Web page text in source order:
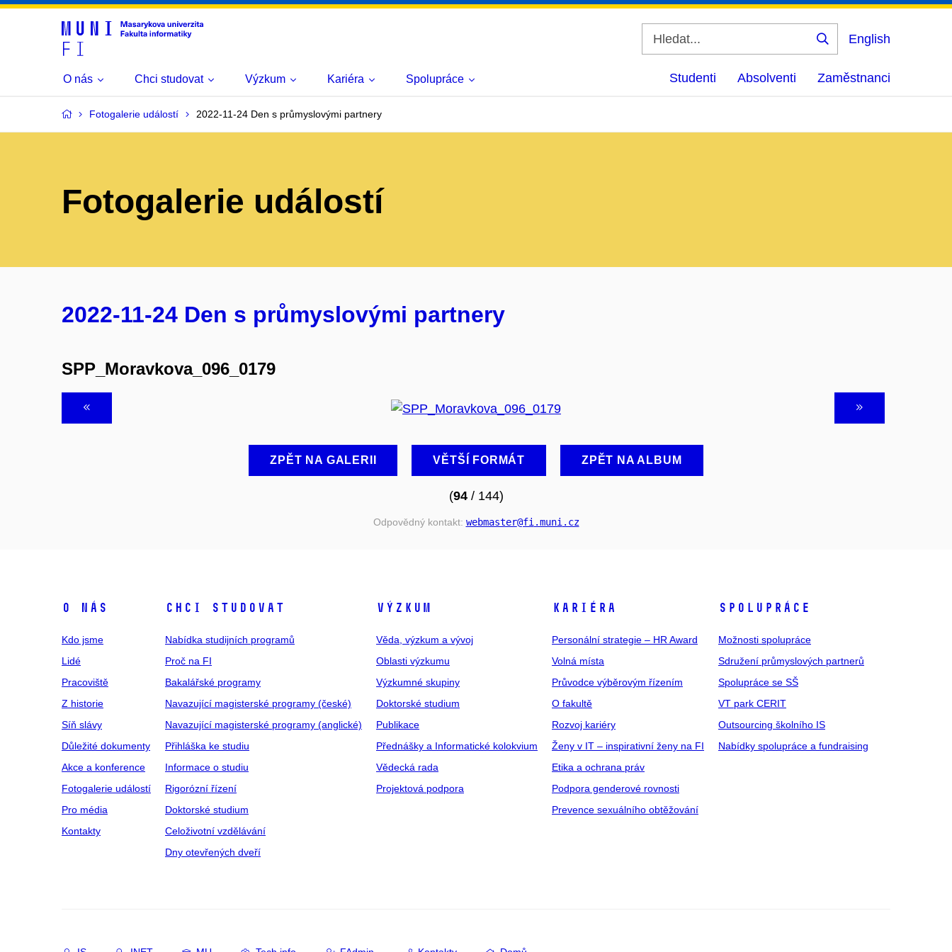
Vyhledat
English
O nás Chci studovat Výzkum Kariéra Spolupráce Studenti Absolventi Zaměstnanci
Fotogalerie událostí 2022-11-24 Den s průmyslovými partnery
Fotogalerie událostí
2022-11-24 Den s průmyslovými partnery
SPP_Moravkova_096_0179
ZPĚT NA GALERII VĚTŠÍ FORMÁT ZPĚT NA ALBUM
(94/ 144)
Odpovědný kontakt: webmaster@fi .muni .cz
O NÁS
Kdo jsme
Lidé
Pracoviště
Z historie
Síň slávy
Důležité dokumenty
Akce a konference
Fotogalerie událostí
Pro média
Kontakty
CHCI STUDOVAT
Nabídka studijních programů
Proč na FI
Bakalářské programy
Navazující magisterské programy (české)
Navazující magisterské programy (anglické)
Přihláška ke studiu
Informace o studiu
Rigorózní řízení
Doktorské studium
Celoživotní vzdělávání
Dny otevřených dveří
VÝZKUM
Věda, výzkum a vývoj
Oblasti výzkumu
Výzkumné skupiny
Doktorské studium
Publikace
Přednášky a Informatické kolokvium
Vědecká rada
Projektová podpora
KARIÉRA
Personální strategie – HR Award
Volná místa
Průvodce výběrovým řízením
O fakultě
Rozvoj kariéry
Ženy v IT – inspirativní ženy na FI
Etika a ochrana práv
Podpora genderové rovnosti
Prevence sexuálního obtěžování
SPOLUPRÁCE
Možnosti spolupráce
Sdružení průmyslových partnerů
Spolupráce se SŠ
VT park CERIT
Outsourcing školního IS
Nabídky spolupráce a fundraising